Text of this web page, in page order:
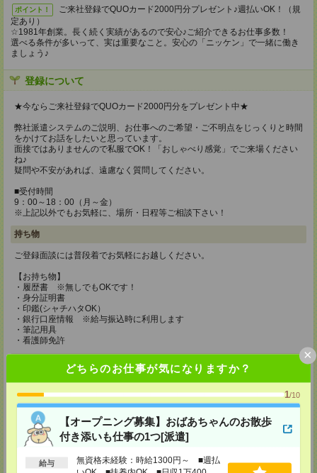
どちらのお仕事が気になりますか？
1/10
【オープニング募集】おばあちゃんのお散歩
付き添いも仕事の1つ[派遣]
給与
無資格未経験：時給1300円～ ■週払
×
ポイント！
ご来社登録でQUOカード2000円分プレゼント♪週払いOK！（規
定あり）
☆1981年創業。長く続く実績があるので安心♪ご紹介できるお仕事多数！
選べる条件が多いって、実は重要なこと。安心の「ニッケン」で一緒に働き
ましょう♪
登録について
★今ならご来社登録でQUOカード2000円分をプレゼント中★
弊社派遣システムのご説明、お仕事へのご希望・ご不明点をじっくりと時間
をかけてお話をしたいと思っています。
面接ではありませんので私服でOK！「おしゃべり感覚」でご来場ください
ね♪
疑問や不安があれば、遠慮なく質問してください。
■受付時間
9：00～18：00（月～金）
※上記以外でもお気軽に、場所・日程等ご相談下さい！
持ち物
ご登録面談には普段着でお気軽にお越しください。
【お持ち物】
・履歴書 ※無しでもOKです！
・身分証明書
・印鑑(シャチハタOK）
・銀行口座情報 ※給与振込時に利用します
・筆記用具
・看護師免許
１時間～1時間30分ほどです。 簡単なご登録後にご希望条件をヒアリン
グ。 ご希望に応じて働き方のアドバイスも実施中。 もちろんお悩みやご相
談も受け付けております。
登録場所
福岡県福岡市博多区博多駅前2-1-1 福岡朝日ビル 5F 510号室